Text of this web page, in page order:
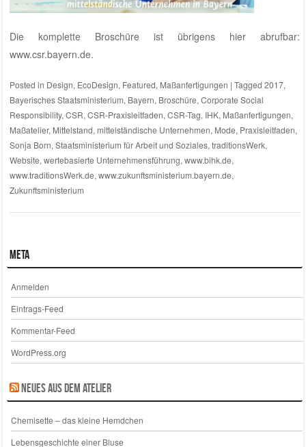
Die komplette Broschüre ist übrigens hier abrufbar:
www.csr.bayern.de.
Posted in Design, EcoDesign, Featured, Maßanfertigungen | Tagged 2017,
Bayerisches Staatsministerium, Bayern, Broschüre, Corporate Social
Responsibility, CSR, CSR-Praxisleitfaden, CSR-Tag, IHK, Maßanfertigungen,
Maßatelier, Mittelstand, mittelständische Unternehmen, Mode, Praxisleitfaden,
Sonja Born, Staatsministerium für Arbeit und Soziales, traditionsWerk,
Website, wertebasierte Unternehmensführung, www.bihk.de,
www.traditionsWerk.de, www.zukunftsministerium.bayern.de,
Zukunftsministerium
Meta
Anmelden
Eintrags-Feed
Kommentar-Feed
WordPress.org
Neues aus dem Atelier
Chemisette – das kleine Hemdchen
Lebensgeschichte einer Bluse